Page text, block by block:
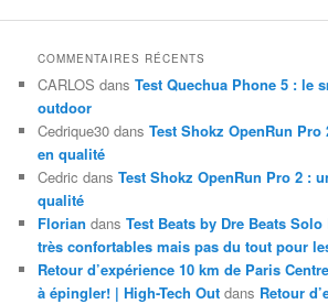
COMMENTAIRES RÉCENTS
CARLOS dansTest Quechua Phone 5 : le
outdoor
Cedrique30 dansTest Shokz OpenRun
en qualité
Cedric dansTest Shokz OpenRun Pro 2 :
qualité
Florian dansTest Beats by Dre Beats
très confortables mais pas du tout pour
Retour d’expérience 10 km de Paris
à épingler! | High-Tech Out dans Retour